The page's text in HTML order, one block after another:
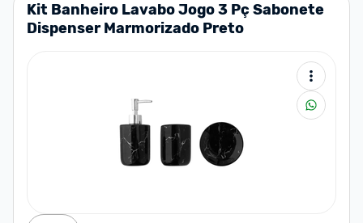
Kit Banheiro Lavabo Jogo 3 Pç Sabonete
Dispenser Marmorizado Preto